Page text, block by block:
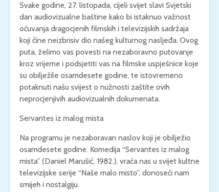
Svake godine, 27. listopada, cijeli svijet slavi Svjetski
dan audiovizualne baštine kako bi istaknuo važnost
očuvanja dragocjenih filmskih i televizijskih sadržaja
koji čine neizbrisiv dio našeg kulturnog nasljeđa. Ovog
puta, želimo vas povesti na nezaboravno putovanje
kroz vrijeme i podsjetiti vas na filmske uspješnice koje
su obilježile osamdesete godine, te istovremeno
potaknuti našu svijest o nužnosti zaštite ovih
neprocjenjivih audiovizualnih dokumenata.
Servantes iz malog mista
Na programu je nezaboravan naslov koji je obilježio
osamdesete godine. Komedija “Servantes iz malog
mista” (Daniel Marušić, 1982.), vraća nas u svijet kultne
televizijske serije “Naše malo misto”, donoseći nam
smijeh i nostalgiju.